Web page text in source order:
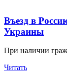
Въезд в
Украины
При наличии
Читать